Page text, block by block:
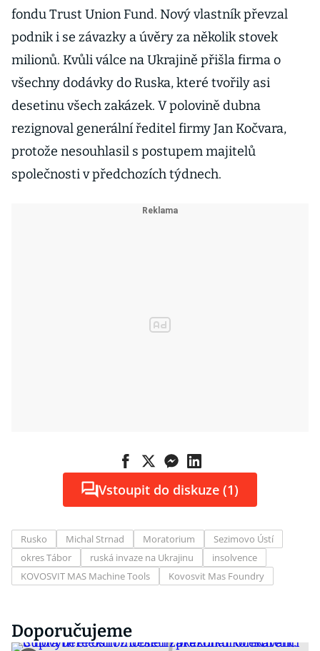
fondu Trust Union Fund. Nový vlastník převzal
podnik i se závazky a úvěry za několik stovek
milionů. Kvůli válce na Ukrajině přišla firma o
všechny dodávky do Ruska, které tvořily asi
desetinu všech zakázek. V polovině dubna
rezignoval generální ředitel firmy Jan Kočvara,
protože nesouhlasil s postupem majitelů
společnosti v předchozích týdnech.
Vstoupit do diskuze (1)
Rusko Michal Strnad Moratorium
Sezimovo Ústí
okres Tábor
ruská invaze na Ukrajinu
insolvence
KOVOSVIT MAS Machine Tools
Kovosvit Mas Foundry
Doporučujeme